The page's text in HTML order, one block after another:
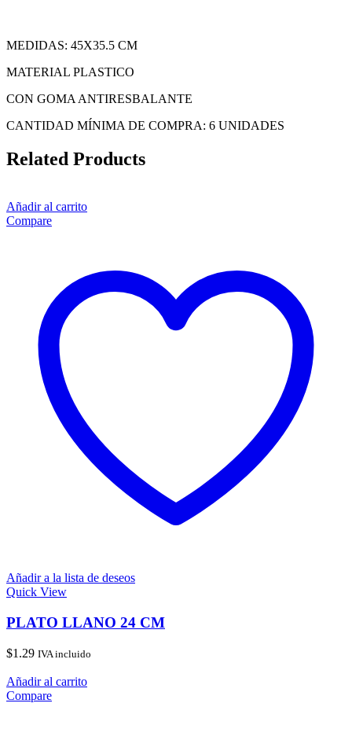
MEDIDAS: 45X35.5 CM
MATERIAL PLASTICO
CON GOMA ANTIRESBALANTE
CANTIDAD MÍNIMA DE COMPRA: 6 UNIDADES
Related Products
Añadir al carrito
Compare
Añadir a la lista de deseos
Quick View
PLATO LLANO 24 CM
$1.29 IVA incluido
Añadir al carrito
Compare